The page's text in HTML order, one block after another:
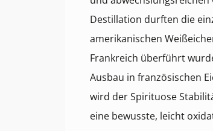
Destillation durften die
amerikanischen
Frankreich überführt
Ausbau in französischen
wird der Spirituose
eine bewusste, leicht